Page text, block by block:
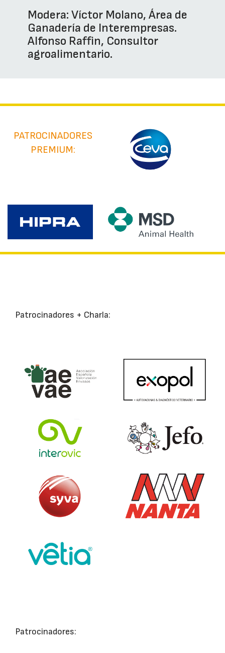
Modera: Víctor Molano, Área de
Ganadería de Interempresas.
Alfonso Raffin, Consultor
agroalimentario.
PATROCINADORES
PREMIUM:
Patrocinadores + Charla:
Patrocinadores: